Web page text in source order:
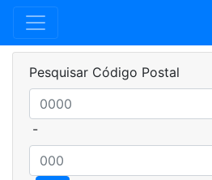
Pesquisar Código Postal
-